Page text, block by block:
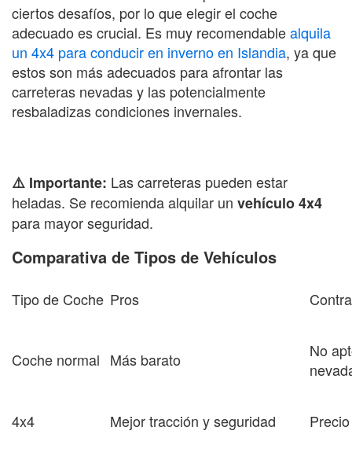
ciertos desafíos, por lo que elegir el coche
adecuado es crucial. Es muy recomendablealquila
un 4x4 para conducir en inverno en Islandia, ya que
estos son más adecuados para afrontar las
carreteras nevadas y las potencialmente
resbaladizas condiciones invernales.
⚠️ Importante: Las carreteras pueden estar
heladas. Se recomienda alquilar un vehículo 4x4
para mayor seguridad.
Comparativa de Tipos de Vehículos
Tipo de Coche Pros
Coche normal Más barato
No
4x4 Mejor tracción y seguridad